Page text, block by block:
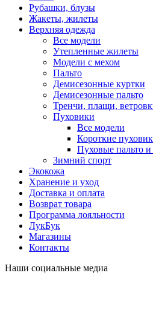
Рубашки, блузы
Жакеты, жилеты
Верхняя одежда
Все модели
Утепленные жилеты
Модели с мехом
Пальто
Демисезонные куртки
Демисезонные пальто
Тренчи, плащи,
Пуховики
Все модели
Короткие
Пуховые пальто и
Зимний спорт
Экокожа
Хранение и уход
Доставка и оплата
Возврат товара
Программа лояльности
ЛукБук
Магазины
Контакты
Наши социальные медиа